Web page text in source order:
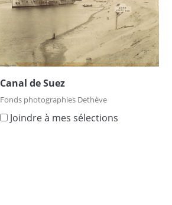
Canal de Suez
Fonds photographies Dethève
Joindre à mes sélections